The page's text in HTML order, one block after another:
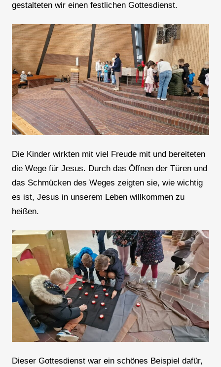
gestalteten wir einen festlichen Gottesdienst.
Die Kinder wirkten mit viel Freude mit und bereiteten
die Wege für Jesus. Durch das Öffnen der Türen und
das Schmücken des Weges zeigten sie, wie wichtig
es ist, Jesus in unserem Leben willkommen zu
heißen.
Dieser Gottesdienst war ein schönes Beispiel dafür,